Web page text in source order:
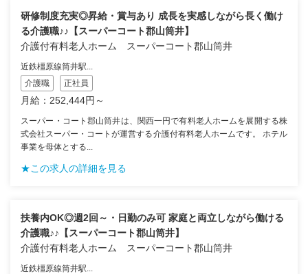
研修制度充実◎昇給・賞与あり 成長を実感しながら長く働け
る介護職♪♪【スーパーコート郡山筒井】
介護付有料老人ホーム スーパーコート郡山筒井
近鉄橿原線筒井駅...
介護職
正社員
月給：252,444円～
スーパー・コート郡山筒井は、関西一円で有料老人ホームを展開する株
式会社スーパー・コートが運営する介護付有料老人ホームです。 ホテル
事業を母体とする...
★この求人の詳細を見る
扶養内OK◎週2回～・日勤のみ可 家庭と両立しながら働ける
介護職♪♪【スーパーコート郡山筒井】
介護付有料老人ホーム スーパーコート郡山筒井
近鉄橿原線筒井駅...